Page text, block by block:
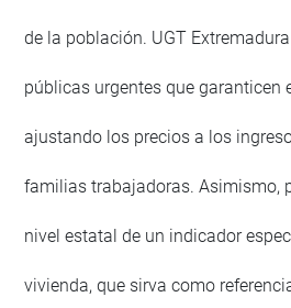
de la población. UGT
públicas urgentes que garanticen
ajustando los precios a los
familias trabajadoras. Asimismo,
nivel estatal de un indicador
vivienda, que sirva como